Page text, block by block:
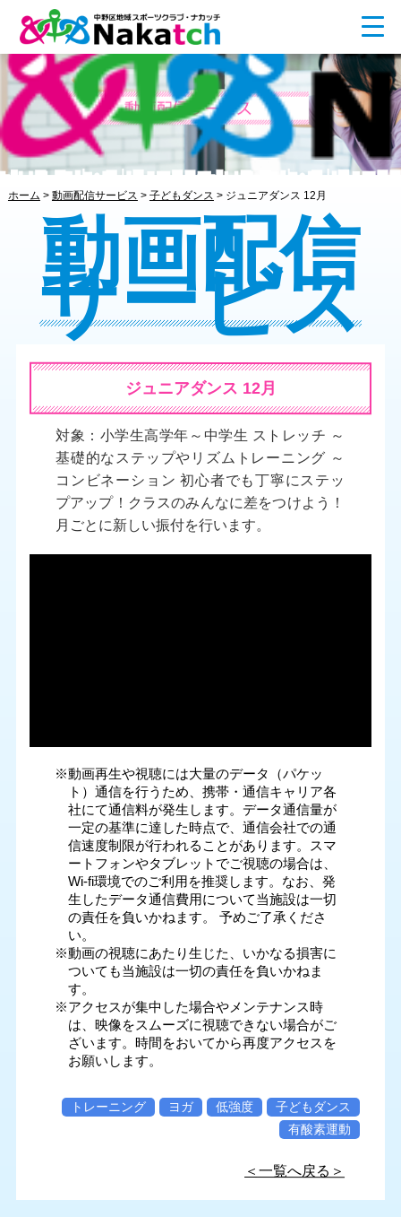
ホーム > 動画配信サービス > 子どもダンス > ジュニアダンス 12月
動画配信
サービス
ジュニアダンス 12月
対象：小学生高学年～中学生 ストレッチ ～
基礎的なステップやリズムトレーニング ～
コンビネーション 初心者でも丁寧にステッ
プアップ！クラスのみんなに差をつけよう！
月ごとに新しい振付を行います。
※動画再生や視聴には大量のデータ（パケッ
ト）通信を行うため、携帯・通信キャリア各
社にて通信料が発生します。データ通信量が
一定の基準に達した時点で、通信会社での通
信速度制限が行われることがあります。スマ
ートフォンやタブレットでご視聴の場合は、
Wi-fi環境でのご利用を推奨します。なお、発
生したデータ通信費用について当施設は一切
の責任を負いかねます。 予めご了承くださ
い。
※動画の視聴にあたり生じた、いかなる損害に
ついても当施設は一切の責任を負いかねま
す。
※アクセスが集中した場合やメンテナンス時
は、映像をスムーズに視聴できない場合がご
ざいます。時間をおいてから再度アクセスを
お願いします。
トレーニング ヨガ 低強度
子どもダンス
有酸素運動
＜一覧へ戻る＞